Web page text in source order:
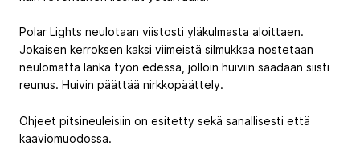
Polar Lights neulotaan viistosti yläkulmasta aloittaen.
Jokaisen kerroksen kaksi viimeistä silmukkaa nostetaan
neulomatta lanka työn edessä, jolloin huiviin saadaan siisti
reunus. Huivin päättää nirkkopäättely.
Ohjeet pitsineuleisiin on esitetty sekä sanallisesti että
kaaviomuodossa.